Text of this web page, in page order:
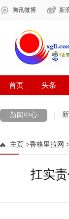
新闻中心
法治迪庆
主页 >香格里拉网
扛实